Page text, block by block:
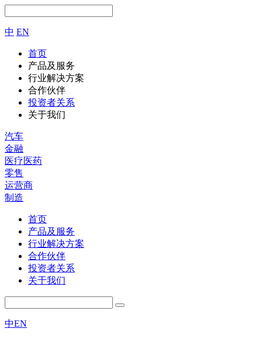
中 EN
首页
产品及服务
行业解决方案
合作伙伴
投资者关系
关于我们
汽车
金融
医疗医药
零售
运营商
制造
首页
产品及服务
行业解决方案
合作伙伴
投资者关系
关于我们
中EN